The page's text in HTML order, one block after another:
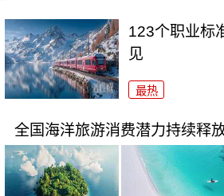
123个职业标
见
最热
全国海洋旅游消费潜力持续释